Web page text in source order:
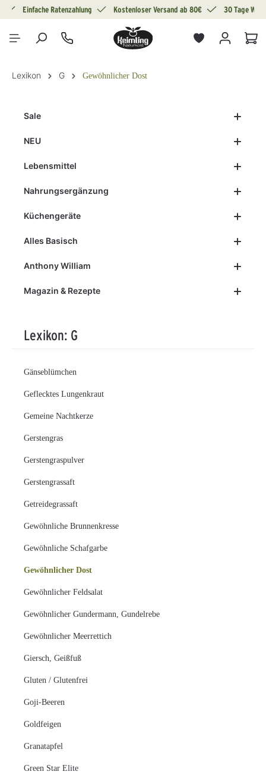
springen
Einfache Ratenzahlung Kostenloser Versand ab 80€ 30 Tage
Lexikon G Gewöhnlicher Dost
Sale
NEU
Lebensmittel
Nahrungsergänzung
Küchengeräte
Alles Basisch
Anthony William
Magazin & Rezepte
Lexikon: G
Gänseblümchen
Geflecktes Lungenkraut
Gemeine Nachtkerze
Gerstengras
Gerstengraspulver
Gerstengrassaft
Getreidegrassaft
Gewöhnliche Brunnenkresse
Gewöhnliche Schafgarbe
Gewöhnlicher Dost
Gewöhnlicher Feldsalat
Gewöhnlicher Gundermann, Gundelrebe
Gewöhnlicher Meerrettich
Giersch, Geißfuß
Gluten / Glutenfrei
Goji-Beeren
Goldfeigen
Granatapfel
Green Star Elite